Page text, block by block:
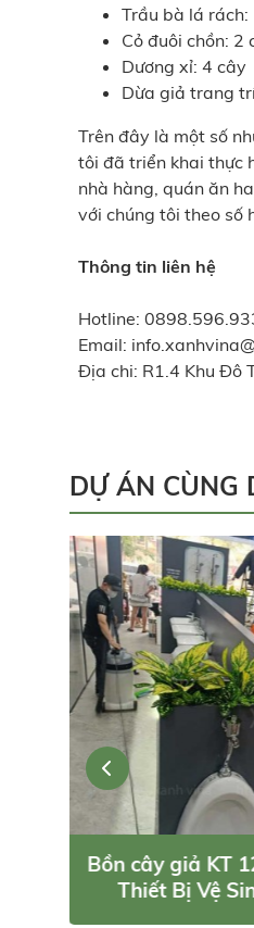
Trầu bà lá rách:
Cỏ đuôi chồn: 2
Dương xỉ: 4 cây
Dừa giả trang
Trên đây là một số
tôi đã triển khai thực
nhà hàng, quán ăn
với chúng tôi theo số
Thông tin liên hệ
Hotline:
Email:
Địa chi: R1.4 Khu Đô
DỰ ÁN CÙNG
Bồn cây giả KT
Thiết Bị Vệ